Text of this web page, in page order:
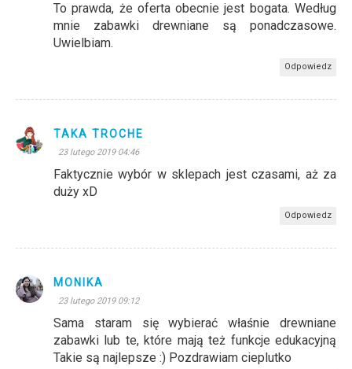
To prawda, że oferta obecnie jest bogata. Według
mnie zabawki drewniane są ponadczasowe.
Uwielbiam.
Odpowiedz
TAKA TROCHE
23 lutego 2019 04:46
Faktycznie wybór w sklepach jest czasami, aż za
duży xD
Odpowiedz
MONIKA
23 lutego 2019 09:12
Sama staram się wybierać właśnie drewniane
zabawki lub te, które mają też funkcje edukacyjną
Takie są najlepsze :) Pozdrawiam cieplutko